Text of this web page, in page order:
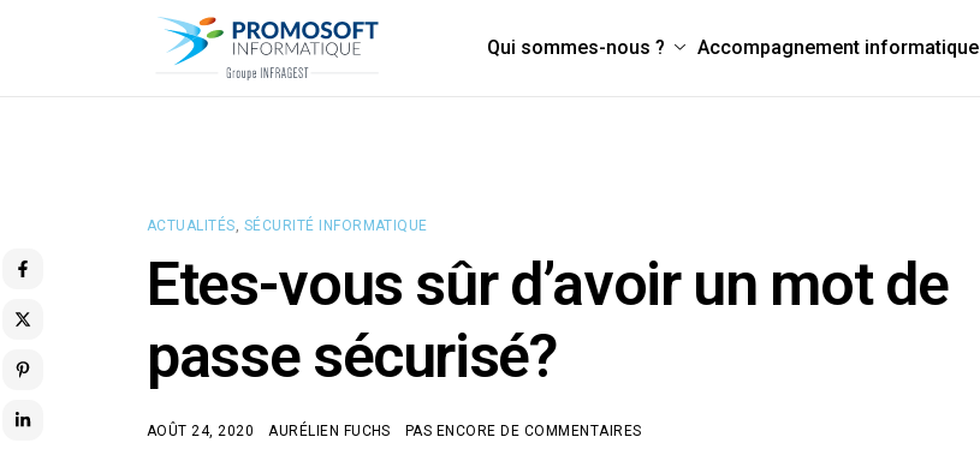
Qui sommes-nous ? Accompagnement informatique
ACTUALITÉS, SÉCURITÉ INFORMATIQUE
Etes-vous sûr d’avoir un mot de
passe sécurisé?
AOÛT 24, 2020 AURÉLIEN FUCHS PAS ENCORE DE COMMENTAIRES